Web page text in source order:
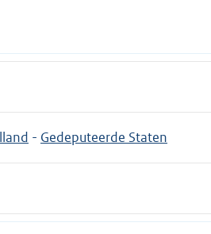
- Gedeputeerde Staten